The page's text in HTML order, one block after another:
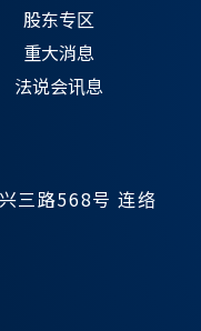
股东专区
重大消息
法说会讯息
三路568号 连络